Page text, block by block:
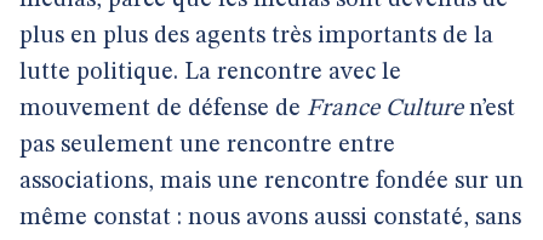
plus en plus des agents très importants de la
lutte politique. La rencontre avec le
mouvement de défense de France Culturen’est
pas seulement une rencontre entre
associations, mais une rencontre fondée sur un
même constat : nous avons aussi constaté, sans